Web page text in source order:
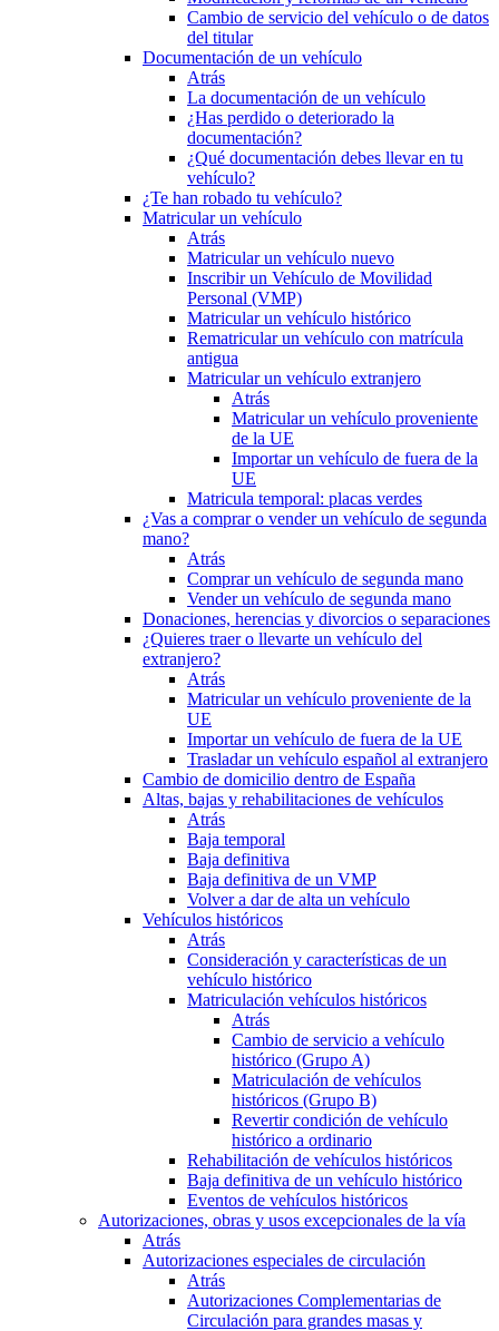
Cambio de servicio del vehículo o de datos
del titular
Documentación de un vehículo
Atrás
La documentación de un vehículo
¿Has perdido o deteriorado la
documentación?
¿Qué documentación debes llevar en tu
vehículo?
¿Te han robado tu vehículo?
Matricular un vehículo
Atrás
Matricular un vehículo nuevo
Inscribir un Vehículo de Movilidad
Personal (VMP)
Matricular un vehículo histórico
Rematricular un vehículo con matrícula
antigua
Matricular un vehículo extranjero
Atrás
Matricular un vehículo proveniente
de la UE
Importar un vehículo de fuera de la
UE
Matricula temporal: placas verdes
¿Vas a comprar o vender un vehículo de segunda
mano?
Atrás
Comprar un vehículo de segunda mano
Vender un vehículo de segunda mano
Donaciones, herencias y divorcios o separaciones
¿Quieres traer o llevarte un vehículo del
extranjero?
Atrás
Matricular un vehículo proveniente de la
UE
Importar un vehículo de fuera de la UE
Trasladar un vehículo español al extranjero
Cambio de domicilio dentro de España
Altas, bajas y rehabilitaciones de vehículos
Atrás
Baja temporal
Baja definitiva
Baja definitiva de un VMP
Volver a dar de alta un vehículo
Vehículos históricos
Atrás
Consideración y características de un
vehículo histórico
Matriculación vehículos históricos
Atrás
Cambio de servicio a vehículo
histórico (Grupo A)
Matriculación de vehículos
históricos (Grupo B)
Revertir condición de vehículo
histórico a ordinario
Rehabilitación de vehículos históricos
Baja definitiva de un vehículo histórico
Eventos de vehículos históricos
Autorizaciones, obras y usos excepcionales de la vía
Atrás
Autorizaciones especiales de circulación
Atrás
Autorizaciones Complementarias de
Circulación para grandes masas y